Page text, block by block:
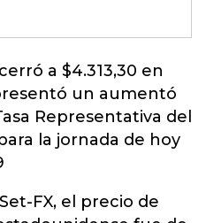
cerró a $4.313,30 en
un aumentó
Representativa del
la jornada de hoy
FX, el precio de